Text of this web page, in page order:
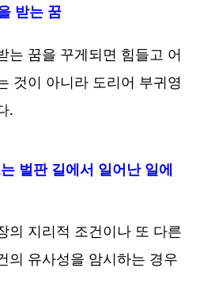
받는 꿈
는 꿈을 꾸게되면 힘들고 어
것이 아니라 도리어 부귀영
.
벌판 길에서 일어난 일에
의 지리적 조건이나 또 다른
의 유사성을 암시하는 경우